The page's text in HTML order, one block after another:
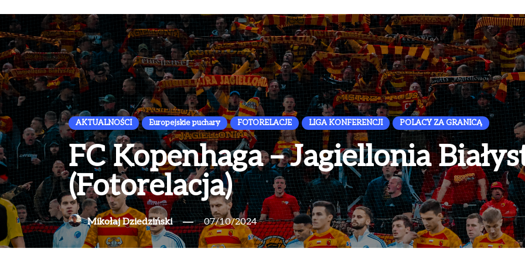
AKTUALNOŚCI Europejskie puchary FOTORELACJE LIGA KONFERENCJI POLACY ZA GRANICĄ
FC Kopenhaga – Jagiellonia
(Fotorelacja)
Mikołaj Dziedziński 07/10/2024